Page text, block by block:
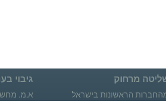
מרחוק
הראשונות בישראל
גיבוי
א.מ.